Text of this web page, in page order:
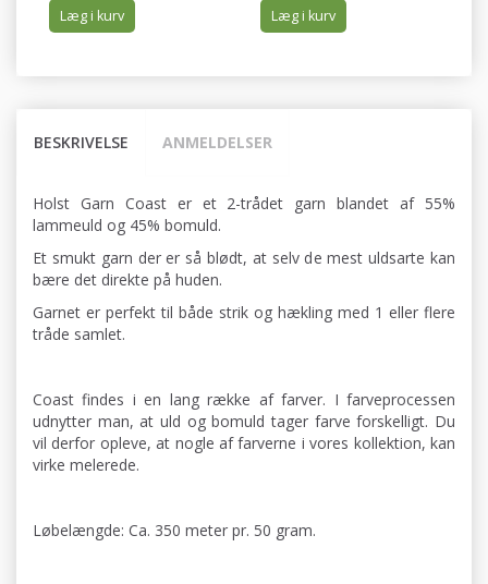
Læg i kurv Læg i kurv
BESKRIVELSE ANMELDELSER
Holst Garn Coast er et 2-trådet garn blandet af 55%
lammeuld og 45% bomuld.
Et smukt garn der er så blødt, at selv de mest uldsarte kan
bære det direkte på huden.
Garnet er perfekt til både strik og hækling med 1 eller flere
tråde samlet.
Coast findes i en lang række af farver. I farveprocessen
udnytter man, at uld og bomuld tager farve forskelligt. Du
vil derfor opleve, at nogle af farverne i vores kollektion, kan
virke melerede.
Løbelængde: Ca. 350 meter pr. 50 gram.